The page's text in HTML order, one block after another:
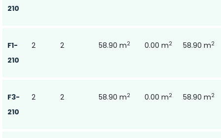
210
F1-
210
2 2 58.90 m2 0.00 m2 58.90 m2
F3-
210
2 2 58.90 m2 0.00 m2 58.90 m2